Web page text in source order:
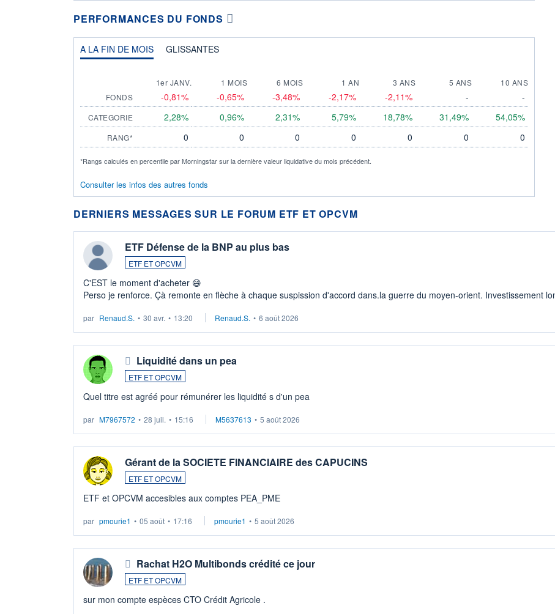
PERFORMANCES DU FONDS
A LA FIN DE MOIS GLISSANTES
1er JANV. 1 MOIS 6 MOIS 1 AN 3 ANS 5 ANS
10 ANS
FONDS
-0,81% -0,65% -3,48% -2,17% -2,11% - -
CATEGORIE 2,28% 0,96% 2,31% 5,79% 18,78% 31,49% 54,05%
RANG* 0 0 0 0 0 0 0
*Rangs calculés en percentile par Morningstar sur la dernière valeur liquidative du mois précédent.
Consulter les infos des autres fonds
DERNIERS MESSAGES SUR LE FORUM ETF ET OPCVM
ETF Défense de la BNP au plus bas
ETF ET OPCVM
C'EST le moment d'acheter 😄​
Perso je renforce. Çà remonte en flèche à chaque suspission d'accord dans.la guerre du moyen-orient. Investissement
par Renaud.S. • 30 avr. • 13:20 Renaud.S. • 6 août 2026
Liquidité dans un pea
ETF ET OPCVM
Quel titre est agréé pour rémunérer les liquidité s d'un pea
par M7967572 • 28 juil. • 15:16 M5637613 • 5 août 2026
Gérant de la SOCIETE FINANCIAIRE des CAPUCINS
ETF ET OPCVM
ETF et OPCVM accesibles aux comptes PEA_PME
par pmourie1 • 05 août • 17:16 pmourie1 • 5 août 2026
Rachat H2O Multibonds crédité ce jour
ETF ET OPCVM
sur mon compte espèces CTO Crédit Agricole .